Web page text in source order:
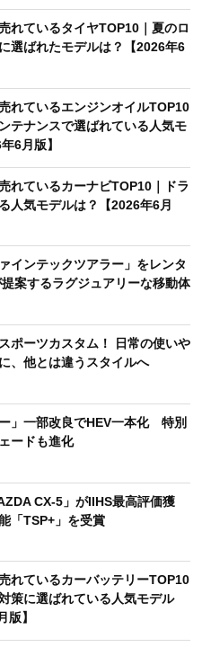
れているタイヤTOP10｜夏のロ
選ばれたモデルは？【2026年6
れているエンジンオイルTOP10
テナンスで選ばれている人気モ
6月版】
れているカーナビTOP10｜ドラ
人気モデルは？【2026年6月
インテックツアラー」をレンタ
案するラグジュアリーな移動体
ポーツカスタム！ 日常の使いや
、他とは違うスタイルへ
」一部改良でHEV一本化 特別
ードも進化
CX-5」がIIHS最高評価獲
「TSP+」を受賞
れているカーバッテリーTOP10
策に選ばれている人気モデル
版】